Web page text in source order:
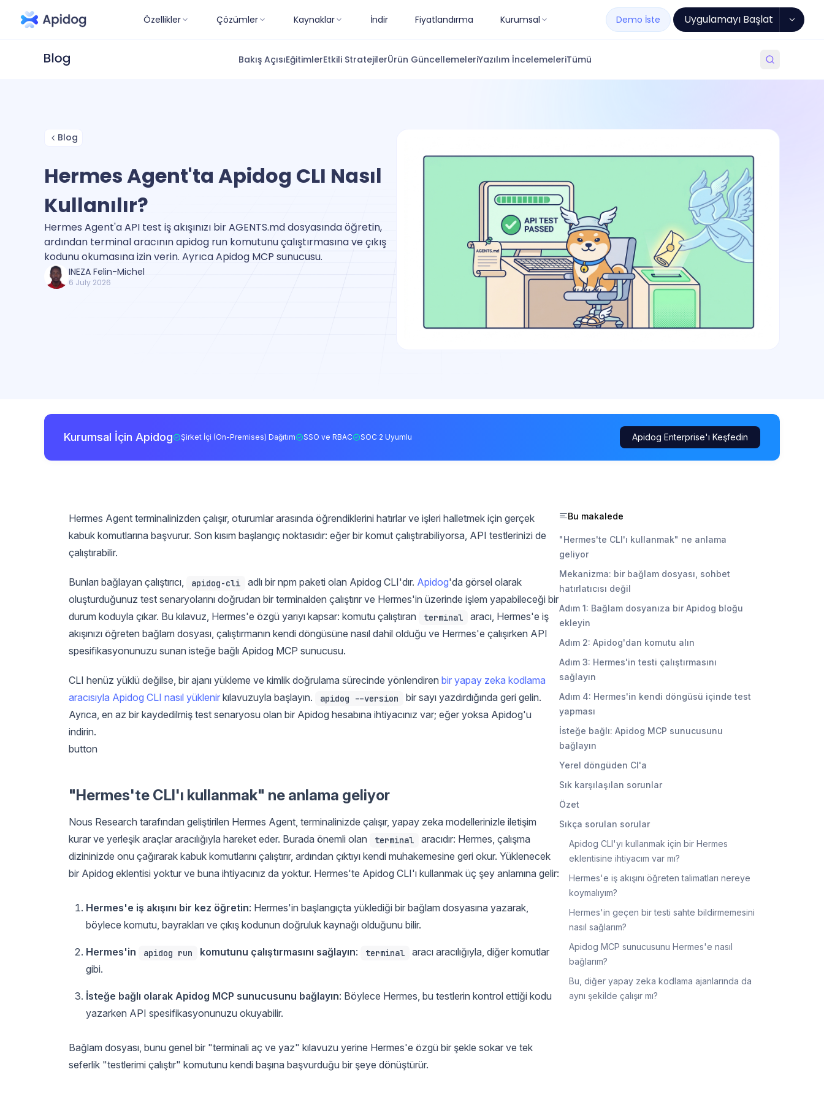
Özellikler Çözümler Kaynaklar İndir Fiyatlandırma Kurumsal Demo İste Uygulamayı Başlat
Bakış AçısıEğitimlerEtkili StratejilerÜrün GüncellemeleriYazılım İncelemeleriTümü
Blog
Hermes Agent'ta Apidog CLI Nasıl
Kullanılır?
Hermes Agent'a API test iş akışınızı bir AGENTS.md dosyasında öğretin,
ardından terminal aracının apidog run komutunu çalıştırmasına ve çıkış
kodunu okumasına izin verin. Ayrıca Apidog MCP sunucusu.
INEZA Felin-Michel
6 July 2026
Kurumsal İçin Apidog Şirket İçi (On-Premises) Dağıtım SSO ve RBAC SOC 2 Uyumlu Apidog Enterprise'ı Keşfedin
Hermes Agent terminalinizden çalışır, oturumlar arasında öğrendiklerini hatırlar ve işleri halletmek için gerçek
kabuk komutlarına başvurur. Son kısım başlangıç noktasıdır: eğer bir komut çalıştırabiliyorsa, API testlerinizi de
çalıştırabilir.
Bunları bağlayan çalıştırıcı, apidog-cli adlı bir npm paketi olan Apidog CLI'dır. Apidog'da görsel olarak
oluşturduğunuz test senaryolarını doğrudan bir terminalden çalıştırır ve Hermes'in üzerinde işlem yapabileceği bir
durum koduyla çıkar. Bu kılavuz, Hermes'e özgü yarıyı kapsar: komutu çalıştıran
terminal
aracı, Hermes'e iş
akışınızı öğreten bağlam dosyası, çalıştırmanın kendi döngüsüne nasıl dahil olduğu ve Hermes'e çalışırken API
spesifikasyonunuzu sunan isteğe bağlı Apidog MCP sunucusu.
CLI henüz yüklü değilse, bir ajanı yükleme ve kimlik doğrulama sürecinde yönlendiren bir yapay zeka kodlama
aracısıyla Apidog CLI nasıl yüklenir kılavuzuyla başlayın. apidog --version
bir sayı yazdırdığında geri gelin.
Ayrıca, en az bir kaydedilmiş test senaryosu olan bir Apidog hesabına ihtiyacınız var; eğer yoksa Apidog'u
indirin.
button
"Hermes'te CLI'ı kullanmak" ne anlama geliyor
Nous Research tarafından geliştirilen Hermes Agent, terminalinizde çalışır, yapay zeka modellerinizle iletişim
kurar ve yerleşik araçlar aracılığıyla hareket eder. Burada önemli olan
terminal
aracıdır: Hermes, çalışma
dizininizde onu çağırarak kabuk komutlarını çalıştırır, ardından çıktıyı kendi muhakemesine geri okur. Yüklenecek
bir Apidog eklentisi yoktur ve buna ihtiyacınız da yoktur. Hermes'te Apidog CLI'ı kullanmak üç şey anlamına gelir:
Hermes'e iş akışını bir kez öğretin: Hermes'in başlangıçta yüklediği bir bağlam dosyasına yazarak,
böylece komutu, bayrakları ve çıkış kodunun doğruluk kaynağı olduğunu bilir.
Hermes'in apidog run komutunu çalıştırmasını sağlayın: terminal
aracı aracılığıyla, diğer komutlar
gibi.
İsteğe bağlı olarak Apidog MCP sunucusunu bağlayın: Böylece Hermes, bu testlerin kontrol ettiği kodu
yazarken API spesifikasyonunuzu okuyabilir.
Bağlam dosyası, bunu genel bir "terminali aç ve yaz" kılavuzu yerine Hermes'e özgü bir şekle sokar ve tek
seferlik "testlerimi çalıştır" komutunu kendi başına başvurduğu bir şeye dönüştürür.
Bu makalede
"Hermes'te CLI'ı kullanmak" ne anlama
geliyor
Mekanizma: bir bağlam dosyası, sohbet
hatırlatıcısı değil
Adım 1: Bağlam dosyanıza bir Apidog bloğu
ekleyin
Adım 2: Apidog'dan komutu alın
Adım 3: Hermes'in testi çalıştırmasını
sağlayın
Adım 4: Hermes'in kendi döngüsü içinde test
yapması
İsteğe bağlı: Apidog MCP sunucusunu
bağlayın
Yerel döngüden CI'a
Sık karşılaşılan sorunlar
Özet
Sıkça sorulan sorular
Apidog CLI'yı kullanmak için bir Hermes
eklentisine ihtiyacım var mı?
Hermes'e iş akışını öğreten talimatları nereye
koymalıyım?
Hermes'in geçen bir testi sahte bildirmemesini
nasıl sağlarım?
Apidog MCP sunucusunu Hermes'e nasıl
bağlarım?
Bu, diğer yapay zeka kodlama ajanlarında da
aynı şekilde çalışır mı?